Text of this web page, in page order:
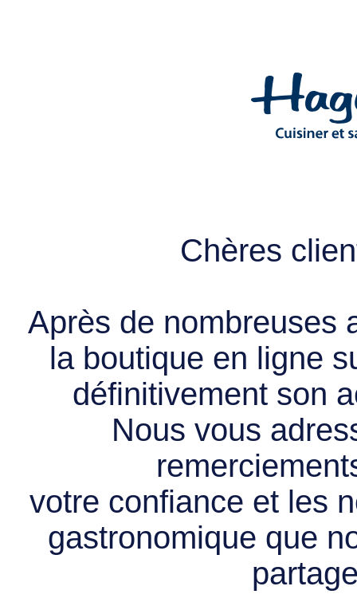
Chères
Après de nombreuses
la boutique en ligne
définitivement son
Nous vous
votre confiance et les
gastronomique que